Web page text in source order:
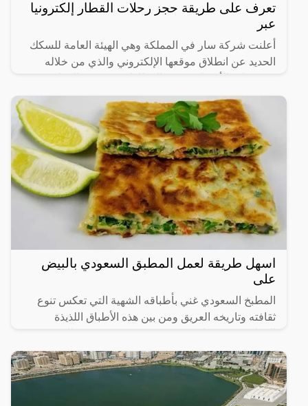
تعرف على طريقة حجز رحلات القطار إلكترونيا
عبر
أعلنت شركة سار في المملكة وهي الهيئة العامة للسكك
الحديد عن انطلاق موقعها الإلكتروني والذي من خلاله
المختلفة لها،
اسهل طريقة لعمل المطبق السعودي بالبيض
على
المطبخ السعودي غني بأطباقه الشهية التي تعكس تنوع
ثقافته وتاريخه العريق ومن بين هذه الأطباق اللذيذة
واللحم المفروم